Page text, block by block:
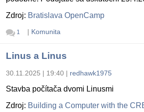
Zdroj: Bratislava OpenCamp
1 | Komunita
Linus a Linus
30.11.2025 | 19:40 | redhawk1975
Stavba počítača dvomi Linusmi
Zdroj: Building a Computer with the